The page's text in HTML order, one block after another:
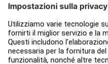
Servizio Clienti
Progettazione
Hub di servizio